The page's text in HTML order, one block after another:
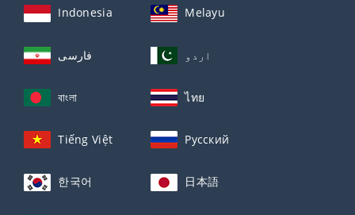
Indonesia Melayu
فارسی اردو
বাংলা ไทย
Tiếng Việt Русский
한국어 日本語